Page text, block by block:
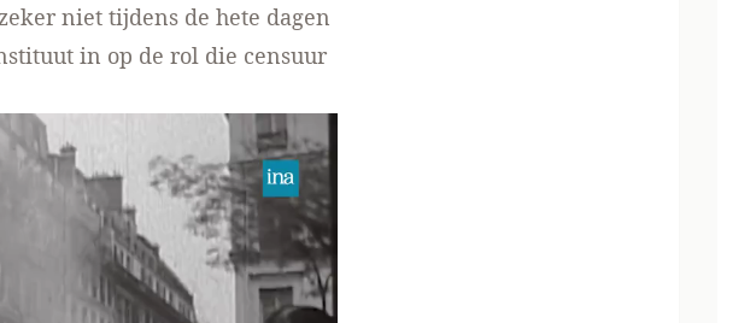
niet tijdens de hete dagen
in op de rol die censuur